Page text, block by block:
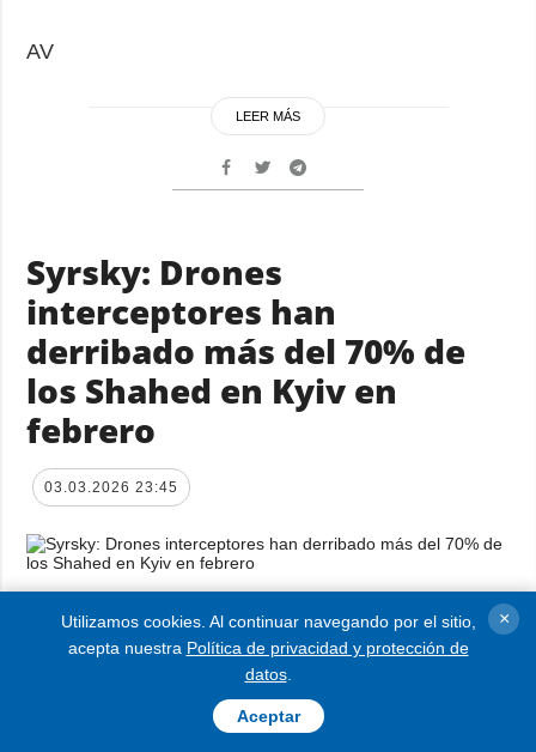
AV
LEER MÁS
Syrsky: Drones
interceptores han
derribado más del 70% de
los Shahed en Kyiv en
febrero
03.03.2026 23:45
En febrero, en Kyiv y sus alrededores, más
del 70% de los drones de ataque rusos tipo
Shahed fueron destruidos por drones
Utilizamos cookies. Al continuar navegando por el sitio,
acepta nuestra Política de privacidad y protección de
datos.
Aceptar
×